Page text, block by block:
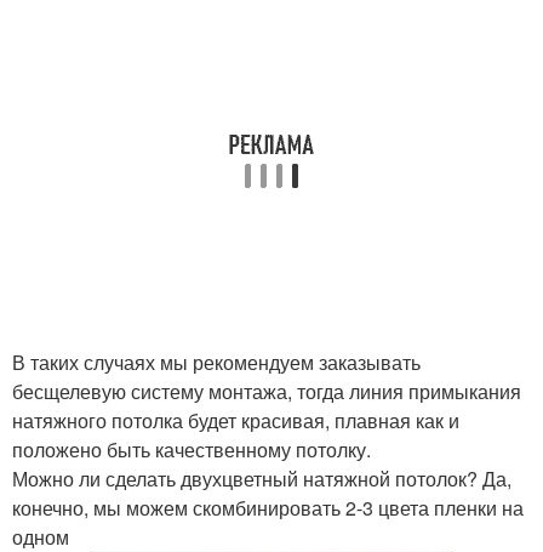
В таких случаях мы рекомендуем заказывать
бесщелевую систему монтажа, тогда линия примыкания
натяжного потолка будет красивая, плавная как и
положено быть качественному потолку.
Можно ли сделать двухцветный натяжной потолок? Да,
конечно, мы можем скомбинировать 2-3 цвета пленки на
одном